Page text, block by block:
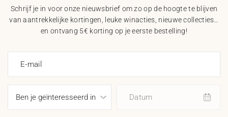
Schrijf je in voor onze nieuwsbrief om zo op de hoogte te blijven
van aantrekkelijke kortingen, leuke winacties, nieuwe collecties…
en ontvang 5€ korting op je eerste bestelling!
E-mail
Datum